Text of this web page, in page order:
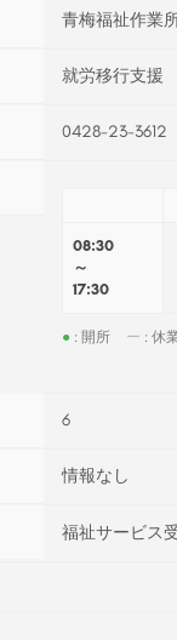
青梅福祉作業
就労移行支援
0428-23-3612
08:30
～
17:30
● : 開所 ー : 休
6
情報なし
福祉サービス